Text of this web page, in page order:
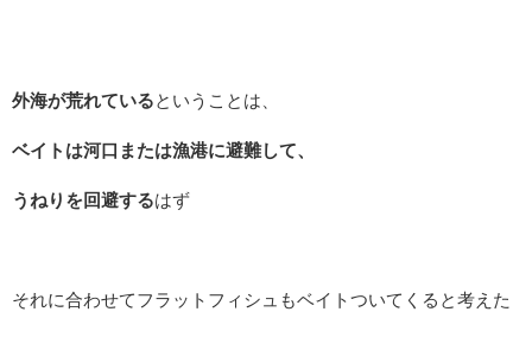
外海が荒れているということは、
ベイトは河口または漁港に避難して、
うねりを回避するはず
それに合わせてフラットフィシュもベイトついてくると考えた